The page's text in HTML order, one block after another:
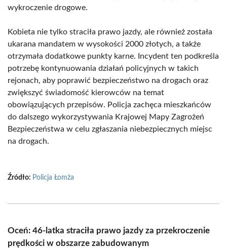
wykroczenie drogowe.
Kobieta nie tylko straciła prawo jazdy, ale również została
ukarana mandatem w wysokości 2000 złotych, a także
otrzymała dodatkowe punkty karne. Incydent ten podkreśla
potrzebę kontynuowania działań policyjnych w takich
rejonach, aby poprawić bezpieczeństwo na drogach oraz
zwiększyć świadomość kierowców na temat
obowiązujących przepisów. Policja zachęca mieszkańców
do dalszego wykorzystywania Krajowej Mapy Zagrożeń
Bezpieczeństwa w celu zgłaszania niebezpiecznych miejsc
na drogach.
Źródło: Policja Łomża
Oceń: 46-latka straciła prawo jazdy za przekroczenie
prędkości w obszarze zabudowanym